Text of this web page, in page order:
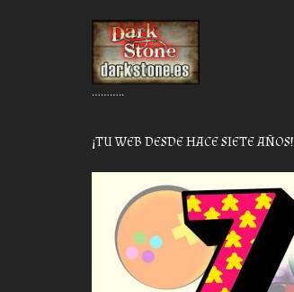
………..
¡TU WEB DESDE HACE SIETE AÑOS!